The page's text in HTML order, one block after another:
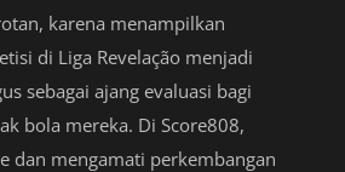
karena menampilkan
di Liga Revelação menjadi
sebagai ajang evaluasi bagi
bola mereka. Di Score808,
dan mengamati perkembangan